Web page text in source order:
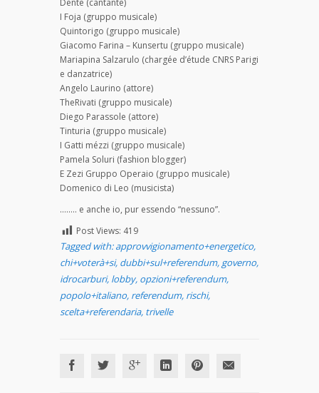
Dente (cantante)
I Foja (gruppo musicale)
Quintorigo (gruppo musicale)
Giacomo Farina – Kunsertu (gruppo musicale)
Mariapina Salzarulo (chargée d’étude CNRS Parigi
e danzatrice)
Angelo Laurino (attore)
TheRivati (gruppo musicale)
Diego Parassole (attore)
Tinturia (gruppo musicale)
I Gatti mézzi (gruppo musicale)
Pamela Soluri (fashion blogger)
E Zezi Gruppo Operaio (gruppo musicale)
Domenico di Leo (musicista)
…….. e anche io, pur essendo “nessuno”.
Post Views: 419
Tagged with: approvvigionamento+energetico,
chi+voterà+si, dubbi+sul+referendum, governo,
idrocarburi, lobby, opzioni+referendum,
popolo+italiano, referendum, rischi,
scelta+referendaria, trivelle